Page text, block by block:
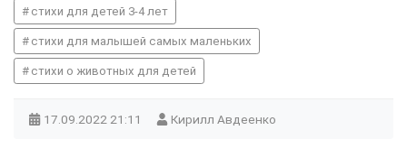
стихи для детей 3-4 лет
стихи для малышей самых маленьких
стихи о животных для детей
17.09.2022 21:11 Кирилл Авдеенко